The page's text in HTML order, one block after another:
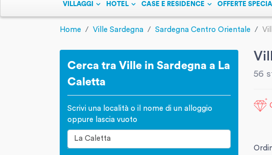
VILLAGGI HOTEL CASE E RESIDENCE OFFERTE
Home Ville Sardegna Sardegna Centro Orientale
Cerca tra Ville in Sardegna a La
Caletta
Scrivi una località o il nome di un alloggio
oppure lascia vuoto
56